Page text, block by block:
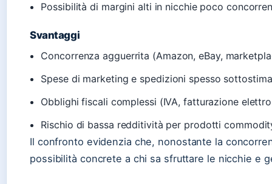
Possibilità di margini alti in nicchie poco
Svantaggi
Concorrenza agguerrita (Amazon, eBay,
Spese di marketing e spedizioni spesso
Obblighi fiscali complessi (IVA, fatturazione
Rischio di bassa redditività per prodotti
Il confronto evidenzia che, nonostante la
possibilità concrete a chi sa sfruttare le nicchie e